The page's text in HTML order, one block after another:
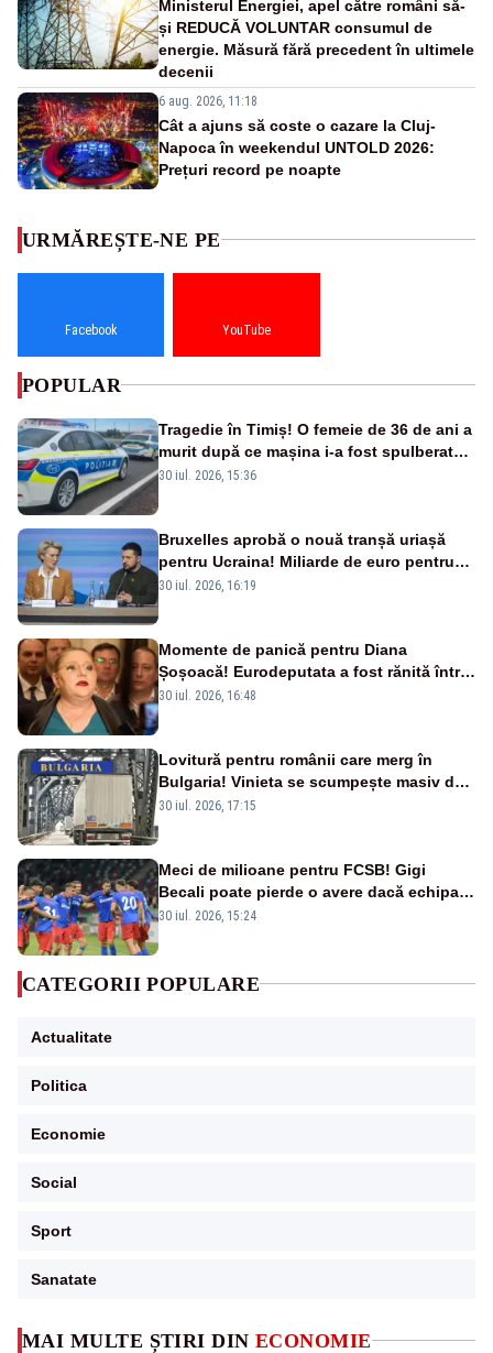
Ministerul Energiei, apel către români să-
și REDUCĂ VOLUNTAR consumul de
energie. Măsură fără precedent în ultimele
decenii
6 aug. 2026, 11:18
Cât a ajuns să coste o cazare la Cluj-
Napoca în weekendul UNTOLD 2026:
Prețuri record pe noapte
MAI MULTE ȘTIRI DIN ECONOMIE
URMĂREȘTE-NE PE
Facebook YouTube
POPULAR
Tragedie în Timiș! O femeie de 36 de ani a
murit după ce mașina i-a fost spulberată
de tren
30 iul. 2026, 15:36
Bruxelles aprobă o nouă tranșă uriașă
pentru Ucraina! Miliarde de euro pentru
armament și apărare
30 iul. 2026, 16:19
Momente de panică pentru Diana
Șoșoacă! Eurodeputata a fost rănită într-
un accident rutier
30 iul. 2026, 16:48
Lovitură pentru românii care merg în
Bulgaria! Vinieta se scumpește masiv de
la 1 august
30 iul. 2026, 17:15
Meci de milioane pentru FCSB! Gigi
Becali poate pierde o avere dacă echipa
este eliminată de FK Auda
30 iul. 2026, 15:24
CATEGORII POPULARE
Actualitate
Politica
Economie
Social
Sport
Sanatate